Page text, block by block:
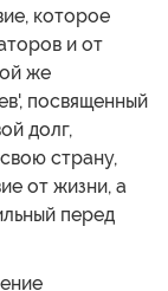
которое
и от
же
посвященный
долг,
страну,
от жизни, а
перед